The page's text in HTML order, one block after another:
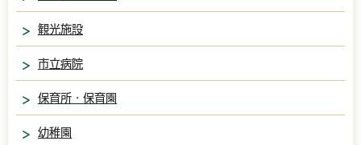
観光施設
市立病院
保育所・保育園
幼稚園